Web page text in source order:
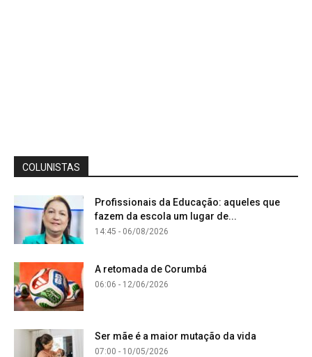
COLUNISTAS
Profissionais da Educação: aqueles que
fazem da escola um lugar de...
14:45 - 06/08/2026
A retomada de Corumbá
06:06 - 12/06/2026
Ser mãe é a maior mutação da vida
07:00 - 10/05/2026